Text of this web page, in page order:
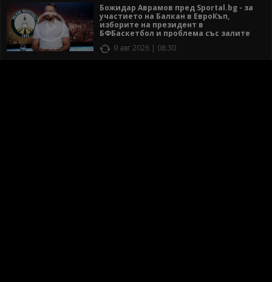
Божидар Аврамов пред Sportal.bg - за
участието на Балкан в ЕвроКъп,
изборите на президент в
БФБаскетбол и проблема със залите
9 авг 2026 | 08:30